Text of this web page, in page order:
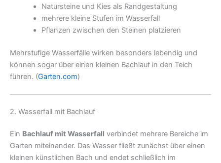
Natursteine und Kies als Randgestaltung
mehrere kleine Stufen im Wasserfall
Pflanzen zwischen den Steinen platzieren
Mehrstufige Wasserfälle wirken besonders lebendig und
können sogar über einen kleinen Bachlauf in den Teich
führen. (Garten.com)
2. Wasserfall mit Bachlauf
Ein Bachlauf mit Wasserfall verbindet mehrere Bereiche im
Garten miteinander. Das Wasser fließt zunächst über einen
kleinen künstlichen Bach und endet schließlich im